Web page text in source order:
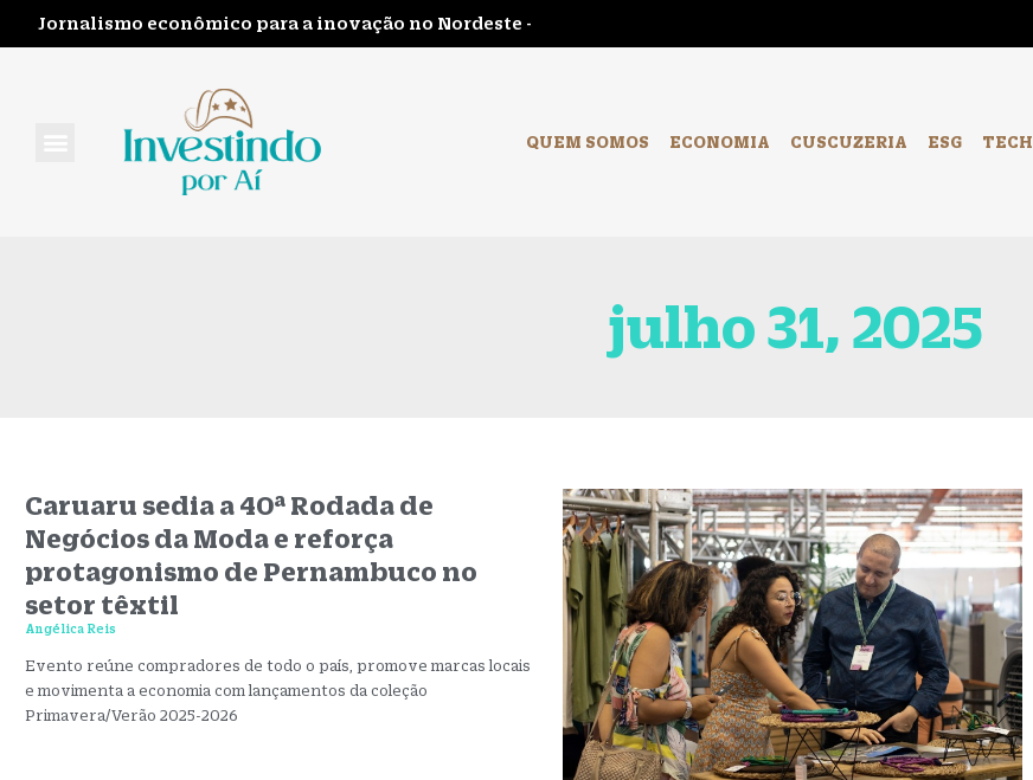
Jornalismo econômico para a inovação no Nordeste -
QUEM SOMOS ECONOMIA CUSCUZERIA ESG TECH
julho 31, 2025
Caruaru sedia a 40ª Rodada de
Negócios da Moda e reforça
protagonismo de Pernambuco no
setor têxtil
Angélica Reis
Evento reúne compradores de todo o país, promove marcas locais
e movimenta a economia com lançamentos da coleção
Primavera/Verão 2025-2026